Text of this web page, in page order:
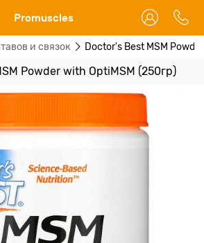
Promuscles
и связок Doctor's Best MSM
Powder with OptiMSM (250гр)